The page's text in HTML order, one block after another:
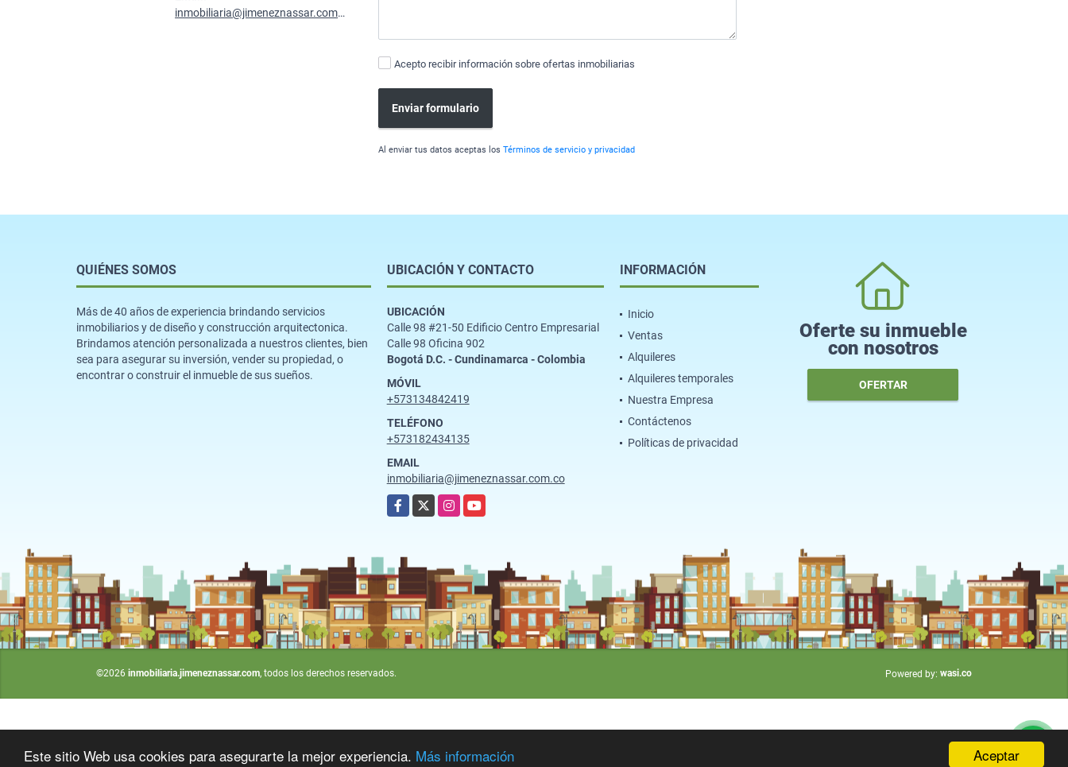
Aceptar
Este sitio Web usa cookies para asegurarte la mejor experiencia. Más información
inmobiliaria@jimeneznassar.com.co
Acepto recibir información sobre ofertas inmobiliarias
Enviar formulario
Al enviar tus datos aceptas losTérminos de servicio y privacidad
QUIÉNES SOMOS
Más de 40 años de experiencia brindando servicios
inmobiliarios y de diseño y construcción arquitectonica.
Brindamos atención personalizada a nuestros clientes, bien
sea para asegurar su inversión, vender su propiedad, o
encontrar o construir el inmueble de sus sueños.
UBICACIÓN Y CONTACTO
UBICACIÓN
Calle 98 #21-50 Edificio Centro Empresarial
Calle 98 Oficina 902
Bogotá D.C. - Cundinamarca - Colombia
MÓVIL
+573134842419
TELÉFONO
+573182434135
EMAIL
inmobiliaria@jimeneznassar.com.co
Facebook
X InstagramYouTube
INFORMACIÓN
Inicio
Ventas
Alquileres
Alquileres temporales
Nuestra Empresa
Contáctenos
Políticas de privacidad
Oferte su inmueble
con nosotros
OFERTAR
©2026 inmobiliaria.jimeneznassar.com, todos los derechos reservados. Powered by: wasi.co